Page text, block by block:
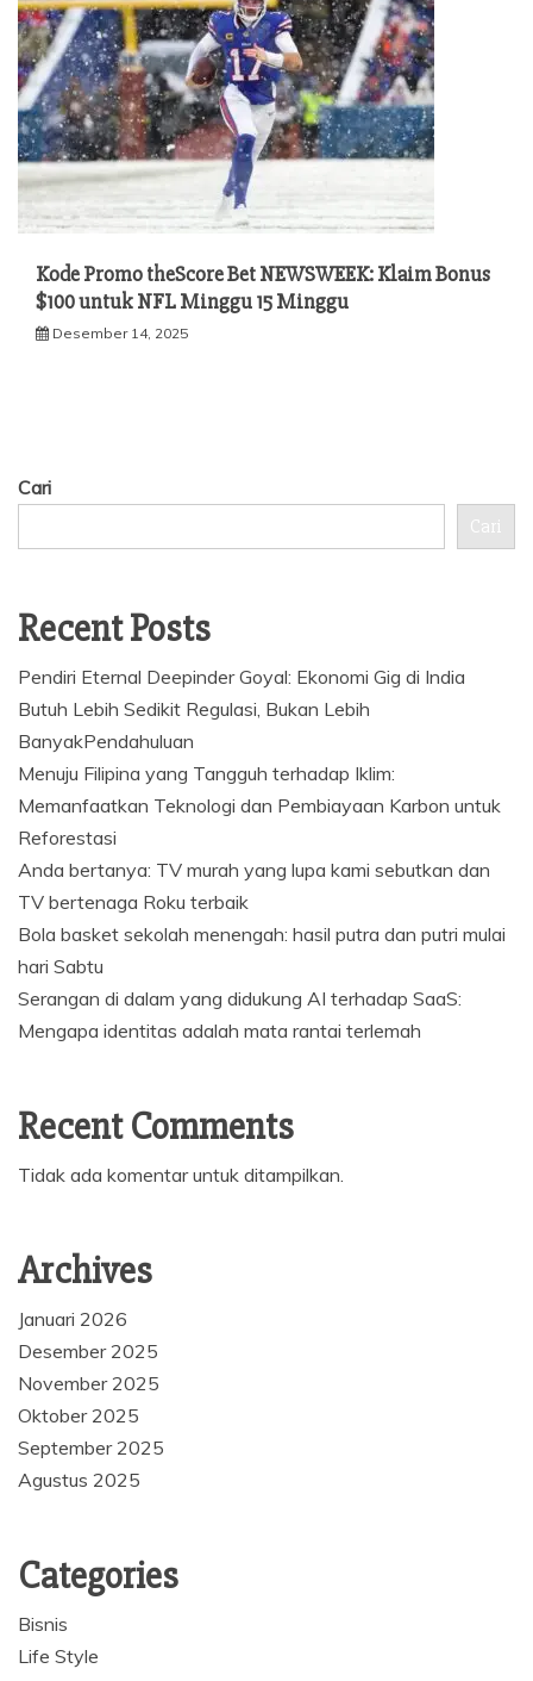
Kode Promo theScore Bet NEWSWEEK: Klaim Bonus
$100 untuk NFL Minggu 15 Minggu
Desember 14, 2025
Cari
Cari
Recent Posts
Pendiri Eternal Deepinder Goyal: Ekonomi Gig di India
Butuh Lebih Sedikit Regulasi, Bukan Lebih
BanyakPendahuluan
Menuju Filipina yang Tangguh terhadap Iklim:
Memanfaatkan Teknologi dan Pembiayaan Karbon untuk
Reforestasi
Anda bertanya: TV murah yang lupa kami sebutkan dan
TV bertenaga Roku terbaik
Bola basket sekolah menengah: hasil putra dan putri mulai
hari Sabtu
Serangan di dalam yang didukung AI terhadap SaaS:
Mengapa identitas adalah mata rantai terlemah
Recent Comments
Tidak ada komentar untuk ditampilkan.
Archives
Januari 2026
Desember 2025
November 2025
Oktober 2025
September 2025
Agustus 2025
Categories
Bisnis
Life Style